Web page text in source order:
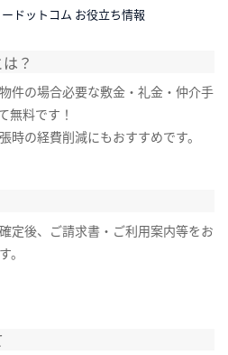
ドットコム お役立ち情報
？
件の場合必要な敷金・礼金・仲介手
無料です！
時の経費削減にもおすすめです。
定後、ご請求書・ご利用案内等をお
。